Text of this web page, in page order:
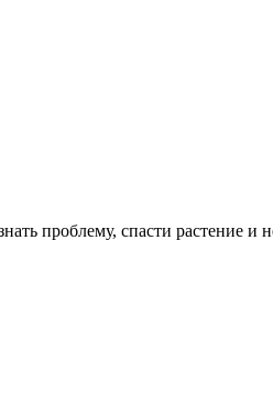
проблему, спасти растение и